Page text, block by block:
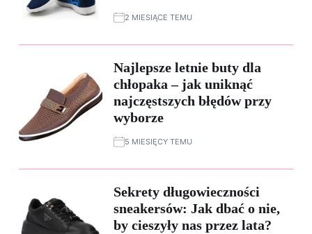
2 MIESIĄCE TEMU
Najlepsze letnie buty dla
chłopaka – jak uniknąć
najczęstszych błędów przy
wyborze
5 MIESIĘCY TEMU
Sekrety długowieczności
sneakersów: Jak dbać o nie,
by cieszyły nas przez lata?